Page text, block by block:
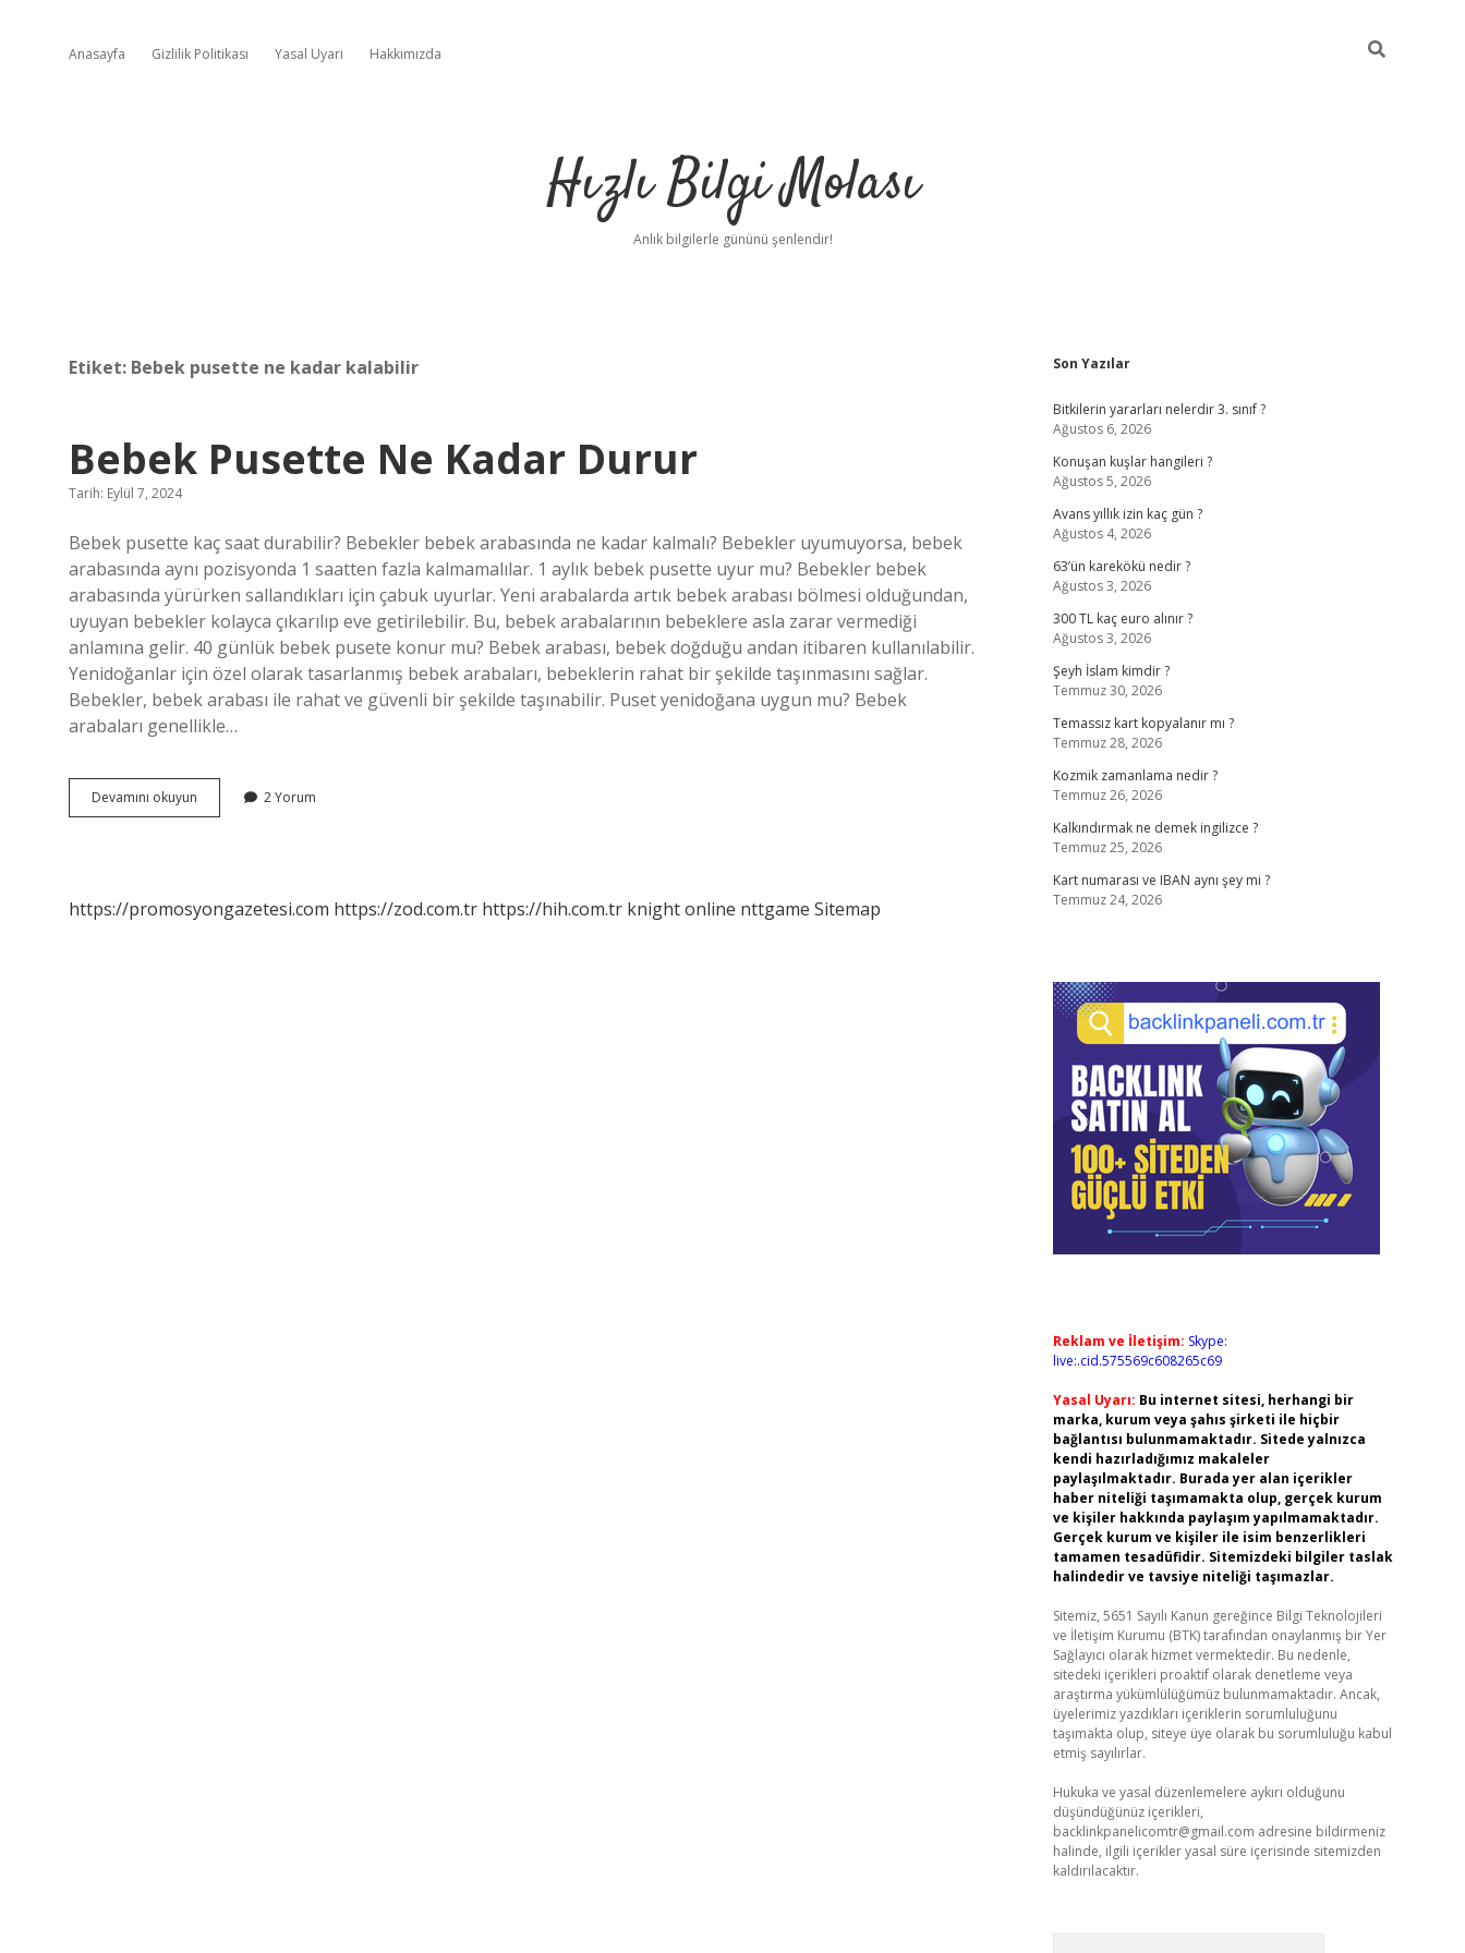
Anasayfa Gizlilik Politikası Yasal Uyarı Hakkımızda
Hızlı Bilgi Molası
Anlık bilgilerle gününü şenlendir!
Etiket: Bebek pusette ne kadar kalabilir
Bebek Pusette Ne Kadar Durur
Tarih: Eylül 7, 2024
Bebek pusette kaç saat durabilir? Bebekler bebek arabasında ne kadar kalmalı? Bebekler uyumuyorsa, bebek
arabasında aynı pozisyonda 1 saatten fazla kalmamalılar. 1 aylık bebek pusette uyur mu? Bebekler bebek
arabasında yürürken sallandıkları için çabuk uyurlar. Yeni arabalarda artık bebek arabası bölmesi olduğundan,
uyuyan bebekler kolayca çıkarılıp eve getirilebilir. Bu, bebek arabalarının bebeklere asla zarar vermediği
anlamına gelir. 40 günlük bebek pusete konur mu? Bebek arabası, bebek doğduğu andan itibaren kullanılabilir.
Yenidoğanlar için özel olarak tasarlanmış bebek arabaları, bebeklerin rahat bir şekilde taşınmasını sağlar.
Bebekler, bebek arabası ile rahat ve güvenli bir şekilde taşınabilir. Puset yenidoğana uygun mu? Bebek
arabaları genellikle…
Devamını okuyun
Pusette
2 Yorum
https://promosyongazetesi.com https://zod.com.tr https://hih.com.tr knight online nttgame Sitemap
Sidebar
Son Yazılar
Bitkilerin yararları nelerdir 3. sınıf ?
Ağustos 6, 2026
Konuşan kuşlar hangileri ?
Ağustos 5, 2026
Avans yıllık izin kaç gün ?
Ağustos 4, 2026
63’ün karekökü nedir ?
Ağustos 3, 2026
300 TL kaç euro alınır ?
Ağustos 3, 2026
Şeyh İslam kimdir ?
Temmuz 30, 2026
Temassız kart kopyalanır mı ?
Temmuz 28, 2026
Kozmik zamanlama nedir ?
Temmuz 26, 2026
Kalkındırmak ne demek ingilizce ?
Temmuz 25, 2026
Kart numarası ve IBAN aynı şey mi ?
Temmuz 24, 2026
Reklam ve İletişim: Skype:
live:.cid.575569c608265c69
Yasal Uyarı: Bu internet sitesi, herhangi bir
marka, kurum veya şahıs şirketi ile hiçbir
bağlantısı bulunmamaktadır. Sitede yalnızca
kendi hazırladığımız makaleler
paylaşılmaktadır. Burada yer alan içerikler
haber niteliği taşımamakta olup, gerçek kurum
ve kişiler hakkında paylaşım yapılmamaktadır.
Gerçek kurum ve kişiler ile isim benzerlikleri
tamamen tesadüfidir. Sitemizdeki bilgiler taslak
halindedir ve tavsiye niteliği taşımazlar.
Sitemiz, 5651 Sayılı Kanun gereğince Bilgi Teknolojileri
ve İletişim Kurumu (BTK) tarafından onaylanmış bir Yer
Sağlayıcı olarak hizmet vermektedir. Bu nedenle,
sitedeki içerikleri proaktif olarak denetleme veya
araştırma yükümlülüğümüz bulunmamaktadır. Ancak,
üyelerimiz yazdıkları içeriklerin sorumluluğunu
taşımakta olup, siteye üye olarak bu sorumluluğu kabul
etmiş sayılırlar.
Hukuka ve yasal düzenlemelere aykırı olduğunu
düşündüğünüz içerikleri,
backlinkpanelicomtr@gmail.com adresine bildirmeniz
halinde, ilgili içerikler yasal süre içerisinde sitemizden
kaldırılacaktır.